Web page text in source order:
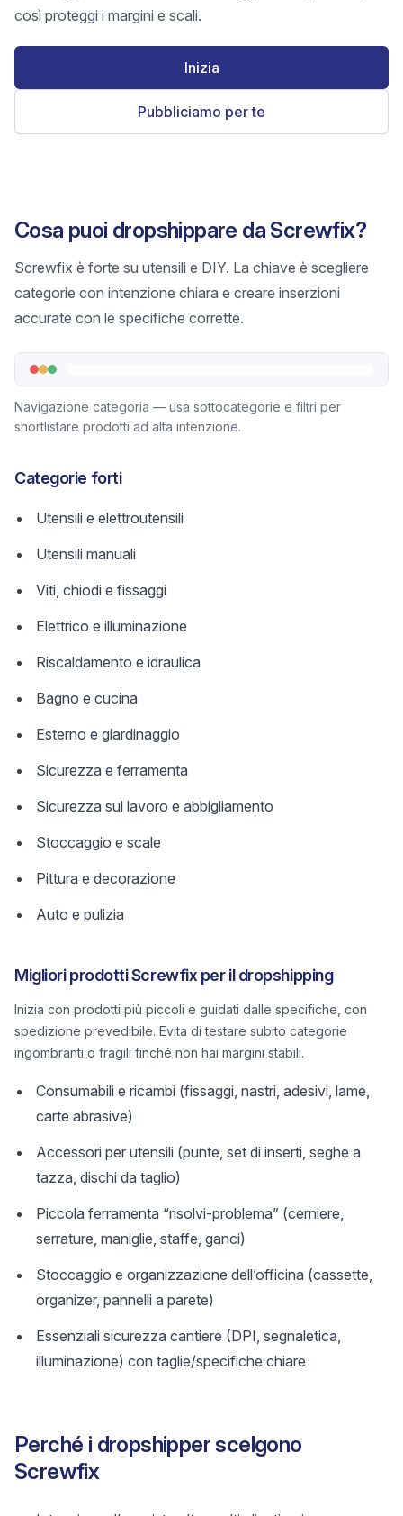
così proteggi i margini e scali.
Inizia
Pubbliciamo per te
Cosa puoi dropshippare da Screwfix?
Screwfix è forte su utensili e DIY. La chiave è scegliere
categorie con intenzione chiara e creare inserzioni
accurate con le specifiche corrette.
Navigazione categoria — usa sottocategorie e filtri per
shortlistare prodotti ad alta intenzione.
Categorie forti
Utensili e elettroutensili
Utensili manuali
Viti, chiodi e fissaggi
Elettrico e illuminazione
Riscaldamento e idraulica
Bagno e cucina
Esterno e giardinaggio
Sicurezza e ferramenta
Sicurezza sul lavoro e abbigliamento
Stoccaggio e scale
Pittura e decorazione
Auto e pulizia
Migliori prodotti Screwfix per il dropshipping
Inizia con prodotti più piccoli e guidati dalle specifiche, con
spedizione prevedibile. Evita di testare subito categorie
ingombranti o fragili finché non hai margini stabili.
Consumabili e ricambi (fissaggi, nastri, adesivi, lame,
carte abrasive)
Accessori per utensili (punte, set di inserti, seghe a
tazza, dischi da taglio)
Piccola ferramenta “risolvi-problema” (cerniere,
serrature, maniglie, staffe, ganci)
Stoccaggio e organizzazione dell’officina (cassette,
organizer, pannelli a parete)
Essenziali sicurezza cantiere (DPI, segnaletica,
illuminazione) con taglie/specifiche chiare
Perché i dropshipper scelgono
Screwfix